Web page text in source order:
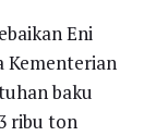
Eni
Kementerian
baku
ribu ton